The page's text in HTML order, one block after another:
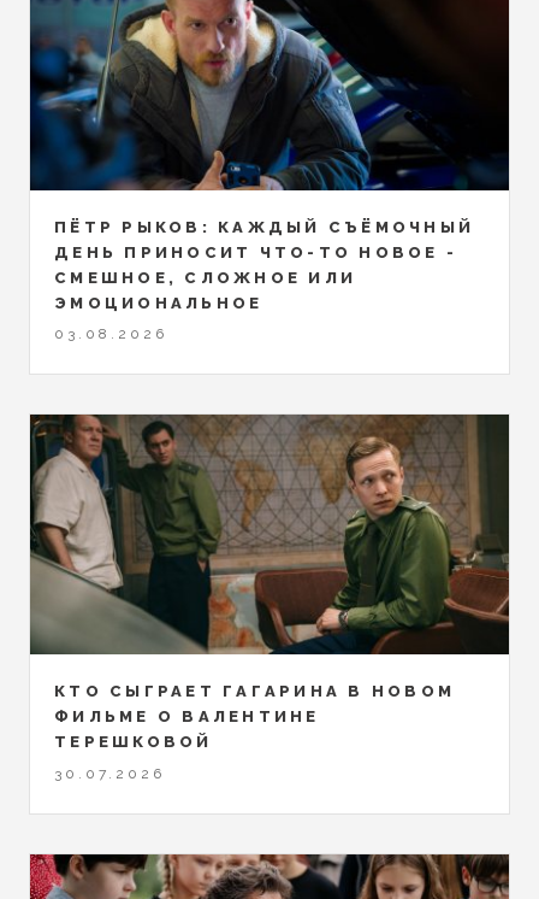
ПЁТР РЫКОВ: КАЖДЫЙ СЪЁМОЧНЫЙ
ДЕНЬ ПРИНОСИТ ЧТО-ТО НОВОЕ -
СМЕШНОЕ, СЛОЖНОЕ ИЛИ
ЭМОЦИОНАЛЬНОЕ
03.08.2026
КТО СЫГРАЕТ ГАГАРИНА В НОВОМ
ФИЛЬМЕ О ВАЛЕНТИНЕ
ТЕРЕШКОВОЙ
30.07.2026